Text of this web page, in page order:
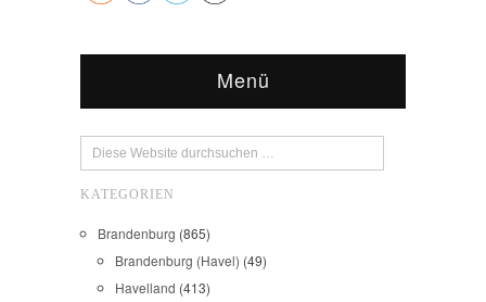
Menü
KATEGORIEN
Brandenburg (865)
Brandenburg (Havel) (49)
Havelland (413)